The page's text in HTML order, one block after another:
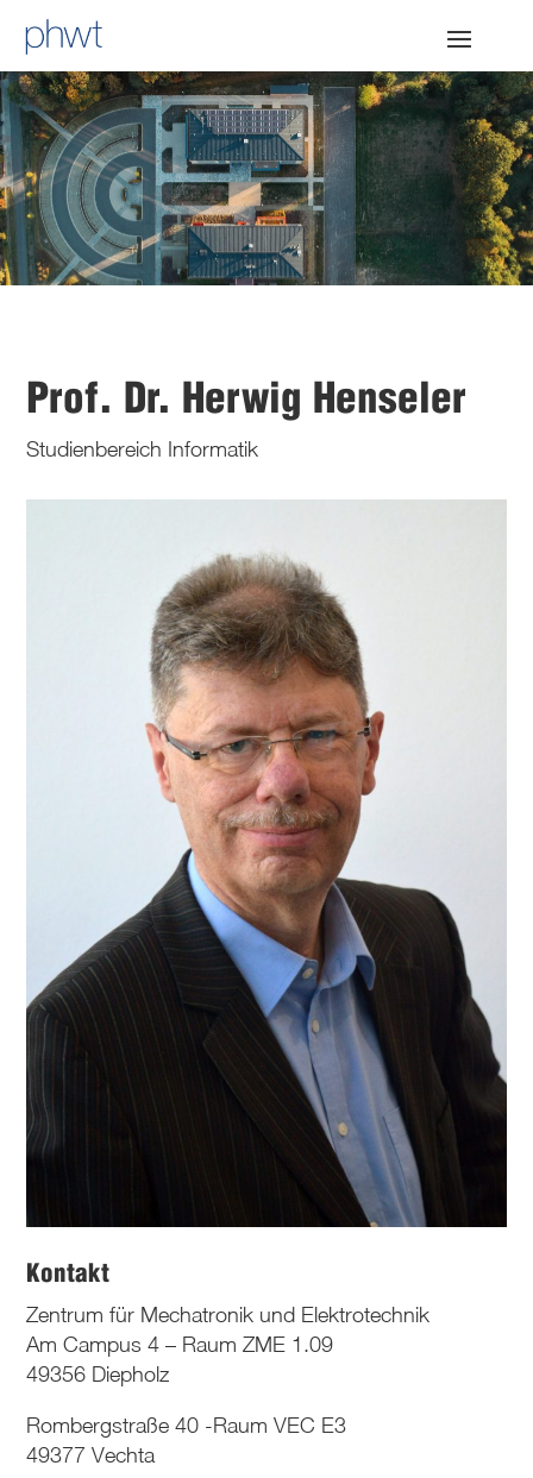
Prof. Dr. Herwig Henseler
Studienbereich Informatik
Kontakt
Zentrum für Mechatronik und Elektrotechnik
Am Campus 4 – Raum ZME 1.09
49356 Diepholz
Rombergstraße 40 -Raum VEC E3
49377 Vechta